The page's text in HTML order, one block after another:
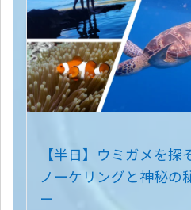
【半日】ウミガメを
ノーケリングと神秘の
ー